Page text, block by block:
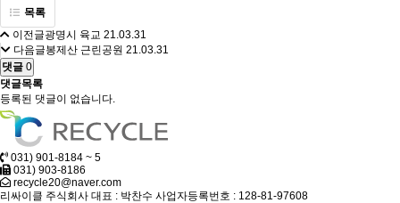
목록
이전글광명시 육교 21.03.31
다음글봉제산 근린공원 21.03.31
댓글 0
댓글목록
등록된 댓글이 없습니다.
031) 901-8184 ~ 5
031) 903-8186
recycle20@naver.com
리싸이클 주식회사 대표 : 박찬수 사업자등록번호 : 128-81-97608